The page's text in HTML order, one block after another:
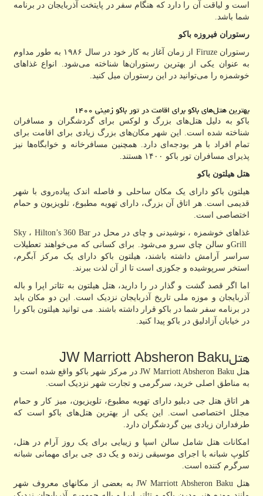
است و لیاقت آن را دارد که هنگام سفر در پایتخت آذربایجان در برنامه
شما باشد.
رستوران فیروزه باکو
رستوران Firuze
از زمان آغاز به کار خود در سال ۱۹۸۶ به طور مداوم
به عنوان یکی از بهترین رستوران‌ها شناخته می‌شود. انواع غذاهای
خوشمزه را می‌توانید در این رستوران میل کنید.
بهترین هتل‌های باکو برای اقامت در تور باکو زمینی ۱۴۰۰
باکو به دلیل هتل‌های بزرگ و لوکس برای گردشگران و مسافران
شناخته شده است. این شهر مکان‌های بزرگ زیادی برای اقامت برای
تمام افراد با هر بودجه‌ای دارد. همچنین مسافرخانه و خوابگاه‌ها نیز
پذیرای مسافران تور باکو ۱۴۰۰ هستند.
هتل هیلتون باکو
هیلتون باکو دارای یک مکان ساحلی و فاصله اندک پیاده‌روی با شهر
قدیمی است. هر اتاق آن بزرگ، دارای تهویه مطبوع، تلویزیون و حمام
اختصاصی است.
غذاهای خوشمزه ، نوشیدنی و چای در محل در Hilton’s 360 Bar ، Sky
Grillو سالن چای سرو می‌شود. برای کسانی که می‌خواهند تعطیلات
سراسر آرامش داشته باشند، هیلتون باکو دارای یک مرکز آبگرم،
استخر سرپوشیده و جکوزی است تا از آن لذت ببرند.
اما اگر قصد گشت و گذار در را دارید، هتل هیلتون به تئاتر اپرا و باله
آذربایجان و موزه ملی تاریخ آذربایجان نزدیک است. این دو مکان باید
در برنامه سفر شما در باکو قرار داشته باشند. می توانید هیلتون باکو را
در خیابان آزادلیق در باکو پیدا کنید.
هتلJW Marriott Absheron Baku
هتل JW Marriott Absheron Bakuدر مرکز شهر باکو واقع شده است و
به مناطق اصلی خرید، سرگرمی و تجارت شهر نزدیک است.
هر اتاق هتل جی دبلیو دارای تهویه مطبوع، تلویزیون، میز کار و حمام
مجلل اختصاصی است. این یکی از بهترین هتل‌های باکو است که
طرفداران زیادی بین گردشگران دارد.
امکانات هتل شامل سالن اسپا و زیبایی برای یک روز آرام در هتل،
کلوپ شبانه با اجرای موسیقی زنده و یک دی جی برای مهمانی شبانه
سرگرم کننده است.
هتل JW Marriott Absheron Baku به بعضی از مکانهای معروف شهر